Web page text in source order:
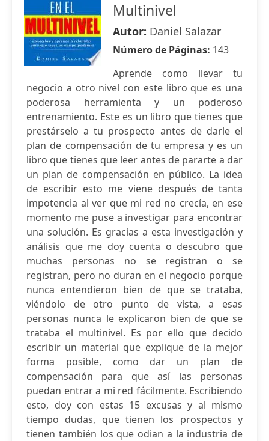
Multinivel
Autor: Daniel Salazar
Número de Páginas: 143
Aprende como llevar tu
negocio a otro nivel con este libro que es una
poderosa herramienta y un poderoso
entrenamiento. Este es un libro que tienes que
prestárselo a tu prospecto antes de darle el
plan de compensación de tu empresa y es un
libro que tienes que leer antes de pararte a dar
un plan de compensación en público. La idea
de escribir esto me viene después de tanta
impotencia al ver que mi red no crecía, en ese
momento me puse a investigar para encontrar
una solución. Es gracias a esta investigación y
análisis que me doy cuenta o descubro que
muchas personas no se registran o se
registran, pero no duran en el negocio porque
nunca entendieron bien de que se trataba,
viéndolo de otro punto de vista, a esas
personas nunca le explicaron bien de que se
trataba el multinivel. Es por ello que decido
escribir un material que explique de la mejor
forma posible, como dar un plan de
compensación para que así las personas
puedan entrar a mi red fácilmente. Escribiendo
esto, doy con estas 15 excusas y al mismo
tiempo dudas, que tienen los prospectos y
tienen también los que odian a la industria de